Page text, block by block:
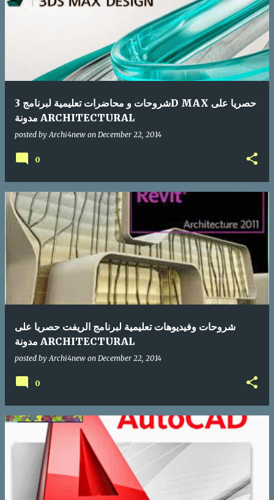
شروحات و محاضرات تعليمية لبرنامج 3D MAX حصريا على
مدونة ARCHITECTURAL
posted by Archi4new on December 22, 2014
0
شروحات وفيديوهات تعليمية لبرنامج الريفت حصريا على
مدونة ARCHITECTURAL
posted by Archi4new on December 22, 2014
0